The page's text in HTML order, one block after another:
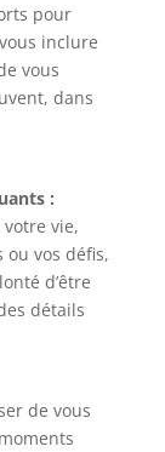
pour
inclure
vous
dans
:
vie,
ou vos défis,
d’être
détails
de vous